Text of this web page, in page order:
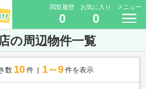
閲覧履歴
0
お気に入り
0
メニュー
の周辺物件一覧
数 10 件 1～9 件を表示